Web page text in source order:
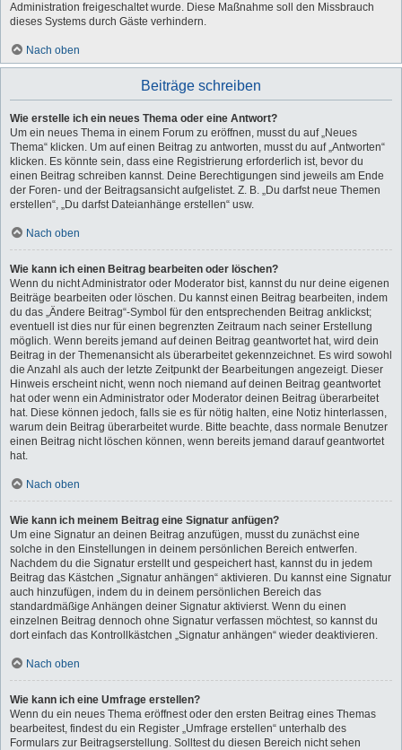
Administration freigeschaltet wurde. Diese Maßnahme soll den Missbrauch
dieses Systems durch Gäste verhindern.
Nach oben
Beiträge schreiben
Wie erstelle ich ein neues Thema oder eine Antwort?
Um ein neues Thema in einem Forum zu eröffnen, musst du auf „Neues
Thema“ klicken. Um auf einen Beitrag zu antworten, musst du auf „Antworten“
klicken. Es könnte sein, dass eine Registrierung erforderlich ist, bevor du
einen Beitrag schreiben kannst. Deine Berechtigungen sind jeweils am Ende
der Foren- und der Beitragsansicht aufgelistet. Z. B. „Du darfst neue Themen
erstellen“, „Du darfst Dateianhänge erstellen“ usw.
Nach oben
Wie kann ich einen Beitrag bearbeiten oder löschen?
Wenn du nicht Administrator oder Moderator bist, kannst du nur deine eigenen
Beiträge bearbeiten oder löschen. Du kannst einen Beitrag bearbeiten, indem
du das „Ändere Beitrag“-Symbol für den entsprechenden Beitrag anklickst;
eventuell ist dies nur für einen begrenzten Zeitraum nach seiner Erstellung
möglich. Wenn bereits jemand auf deinen Beitrag geantwortet hat, wird dein
Beitrag in der Themenansicht als überarbeitet gekennzeichnet. Es wird sowohl
die Anzahl als auch der letzte Zeitpunkt der Bearbeitungen angezeigt. Dieser
Hinweis erscheint nicht, wenn noch niemand auf deinen Beitrag geantwortet
hat oder wenn ein Administrator oder Moderator deinen Beitrag überarbeitet
hat. Diese können jedoch, falls sie es für nötig halten, eine Notiz hinterlassen,
warum dein Beitrag überarbeitet wurde. Bitte beachte, dass normale Benutzer
einen Beitrag nicht löschen können, wenn bereits jemand darauf geantwortet
hat.
Nach oben
Wie kann ich meinem Beitrag eine Signatur anfügen?
Um eine Signatur an deinen Beitrag anzufügen, musst du zunächst eine
solche in den Einstellungen in deinem persönlichen Bereich entwerfen.
Nachdem du die Signatur erstellt und gespeichert hast, kannst du in jedem
Beitrag das Kästchen „Signatur anhängen“ aktivieren. Du kannst eine Signatur
auch hinzufügen, indem du in deinem persönlichen Bereich das
standardmäßige Anhängen deiner Signatur aktivierst. Wenn du einen
einzelnen Beitrag dennoch ohne Signatur verfassen möchtest, so kannst du
dort einfach das Kontrollkästchen „Signatur anhängen“ wieder deaktivieren.
Nach oben
Wie kann ich eine Umfrage erstellen?
Wenn du ein neues Thema eröffnest oder den ersten Beitrag eines Themas
bearbeitest, findest du ein Register „Umfrage erstellen“ unterhalb des
Formulars zur Beitragserstellung. Solltest du diesen Bereich nicht sehen